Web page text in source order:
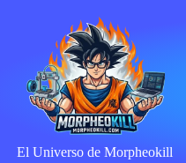
El Universo de Morpheokill